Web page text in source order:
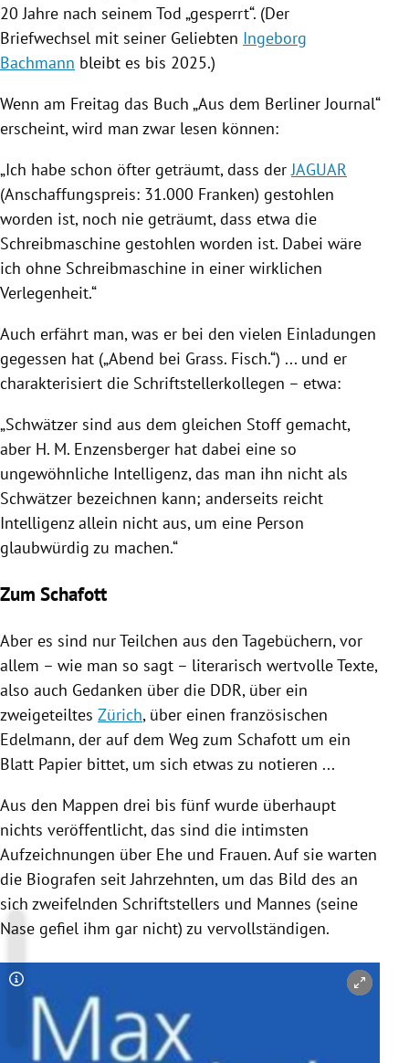
20 Jahre nach seinem Tod „gesperrt“. (Der
Briefwechsel mit seiner Geliebten Ingeborg
Bachmann bleibt es bis 2025.)
Wenn am Freitag das Buch „Aus dem Berliner Journal“
erscheint, wird man zwar lesen können:
„Ich habe schon öfter geträumt, dass derJAGUAR
(Anschaffungspreis: 31.000 Franken) gestohlen
worden ist, noch nie geträumt, dass etwa die
Schreibmaschine gestohlen worden ist. Dabei wäre
ich ohne Schreibmaschine in einer wirklichen
Verlegenheit.“
Auch erfährt man, was er bei den vielen Einladungen
gegessen hat („Abend bei Grass. Fisch.“) ... und er
charakterisiert die Schriftstellerkollegen – etwa:
„Schwätzer sind aus dem gleichen Stoff gemacht,
aber H. M. Enzensberger hat dabei eine so
ungewöhnliche Intelligenz, das man ihn nicht als
Schwätzer bezeichnen kann; anderseits reicht
Intelligenz allein nicht aus, um eine Person
glaubwürdig zu machen.“
Zum Schafott
Aber es sind nur Teilchen aus den Tagebüchern, vor
allem – wie man so sagt – literarisch wertvolle Texte,
also auch Gedanken über die DDR, über ein
zweigeteiltes Zürich, über einen französischen
Edelmann, der auf dem Weg zum Schafott um ein
Blatt Papier bittet, um sich etwas zu notieren ...
Aus den Mappen drei bis fünf wurde überhaupt
nichts veröffentlicht, das sind die intimsten
Aufzeichnungen über Ehe und Frauen. Auf sie warten
die Biografen seit Jahrzehnten, um das Bild des an
sich zweifelnden Schriftstellers und Mannes (seine
Nase gefiel ihm gar nicht) zu vervollständigen.
Copyright-Hinweis öffnen/schließen